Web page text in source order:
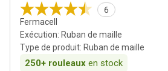
6
Fermacell
Exécution: Ruban de maille
Type de produit: Ruban de maille
250+ rouleaux en stock